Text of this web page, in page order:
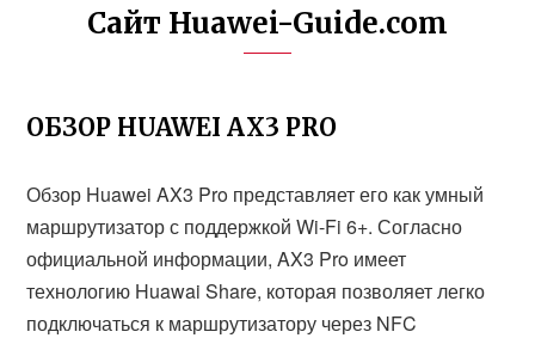
Сайт Huawei-Guide.com
ОБЗОР HUAWEI AX3 PRO
Обзор Huawei AX3 Pro представляет его как умный
маршрутизатор с поддержкой Wi-Fi 6+. Согласно
официальной информации, AX3 Pro имеет
технологию Huawai Share, которая позволяет легко
подключаться к маршрутизатору через NFC